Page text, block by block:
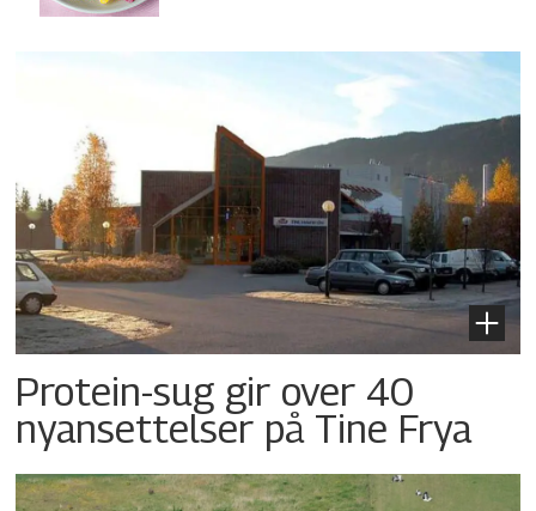
Protein-sug gir over 40
nyansettelser på Tine Frya